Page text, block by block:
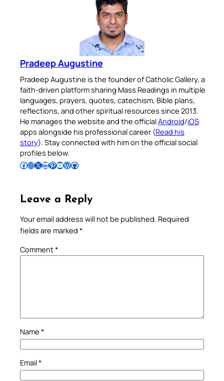
Pradeep Augustine
Pradeep Augustine is the founder of Catholic Gallery, a
faith-driven platform sharing Mass Readings in multiple
languages, prayers, quotes, catechism, Bible plans,
reflections, and other spiritual resources since 2013.
He manages the website and the officialAndroid/iOS
apps alongside his professional career (Read his
story). Stay connected with him on the official social
profiles below.
Follow Pradeep on Facebook Follow Pradeep on InstagramFollow Pradeep on X Follow Pradeep on LinkedIn Follow Pradeep on Pinterest Subscribe to Pradeep’s Youtube Channel Follow Pradeep on WordPress Follow Pradeep on GitHub
Leave a Reply
Your email address will not be published. Required
fields are marked *
Comment*
Name *
Email*